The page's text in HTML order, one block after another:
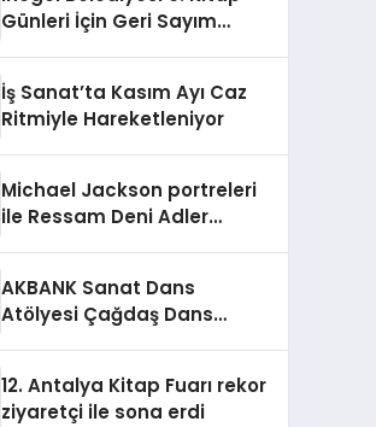
Günleri İçin Geri Sayım
İş Sanat’ta Kasım Ayı Caz
Ritmiyle Hareketleniyor
Michael Jackson portreleri
ile Ressam Deni Adler
AKBANK Sanat Dans
Atölyesi Çağdaş Dans
12. Antalya Kitap Fuarı rekor
ziyaretçi ile sona erdi